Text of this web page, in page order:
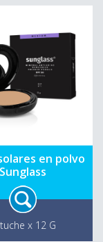
en polvo
Sunglass
x 12 G